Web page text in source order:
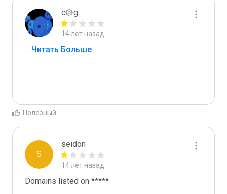
c۞g
14 лет назад
... Читать Больше
Полезный
S
seidon
14 лет назад
Domains listed on *****